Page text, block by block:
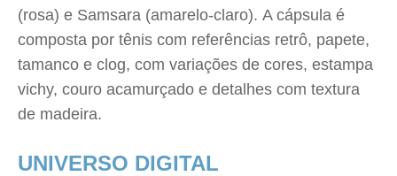
(rosa) e Samsara (amarelo-claro). A cápsula é
composta por tênis com referências retrô, papete,
tamanco e clog, com variações de cores, estampa
vichy, couro acamurçado e detalhes com textura
de madeira.
UNIVERSO DIGITAL